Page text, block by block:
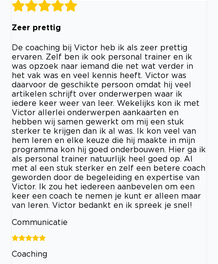
Zeer prettig
De coaching bij Victor heb ik als zeer prettig
ervaren. Zelf ben ik ook personal trainer en ik
was opzoek naar iemand die net wat verder in
het vak was en veel kennis heeft. Victor was
daarvoor de geschikte persoon omdat hij veel
artikelen schrijft over onderwerpen waar ik
iedere keer weer van leer. Wekelijks kon ik met
Victor allerlei onderwerpen aankaarten en
hebben wij samen gewerkt om mij een stuk
sterker te krijgen dan ik al was. Ik kon veel van
hem leren en elke keuze die hij maakte in mijn
programma kon hij goed onderbouwen. Hier ga ik
als personal trainer natuurlijk heel goed op. Al
met al een stuk sterker en zelf een betere coach
geworden door de begeleiding en expertise van
Victor. Ik zou het iedereen aanbevelen om een
keer een coach te nemen je kunt er alleen maar
van leren. Victor bedankt en ik spreek je snel!
Communicatie
Coaching